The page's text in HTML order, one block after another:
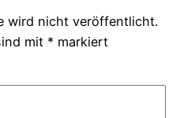
wird nicht veröffentlicht.
mit * markiert